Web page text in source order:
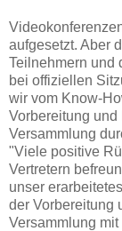
aufgesetzt. Aber
Teilnehmern und
bei offiziellen
wir vom Know-
Vorbereitung
Versammlung
"Viele positive
Vertretern
unser
der Vorbereitung
Versammlung